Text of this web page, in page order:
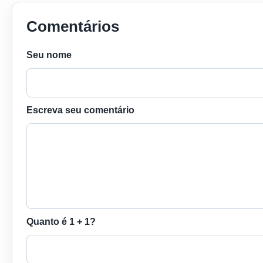
Comentários
Seu nome
Escreva seu comentário
Quanto é 1 + 1?